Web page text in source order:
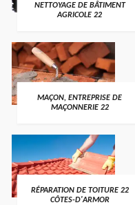
NETTOYAGE DE BÂTIMENT
AGRICOLE 22
MAÇON, ENTREPRISE DE
MAÇONNERIE 22
RÉPARATION DE TOITURE 22
CÔTES-D'ARMOR